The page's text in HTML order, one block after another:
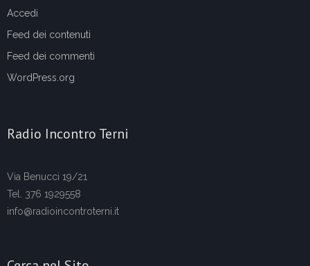
Accedi
Feed dei contenuti
Feed dei commenti
WordPress.org
Radio Incontro Terni
Via Benucci 19/21
Tel. 376 1929558
info@radioincontroterni.it